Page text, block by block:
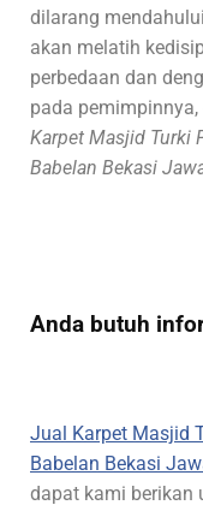
dilarang
akan melatih
perbedaan dan
pada
Karpet Masjid Turki
Babelan Bekasi
Anda butuh
Jual Karpet Masjid
Babelan Bekasi
dapat kami berikan